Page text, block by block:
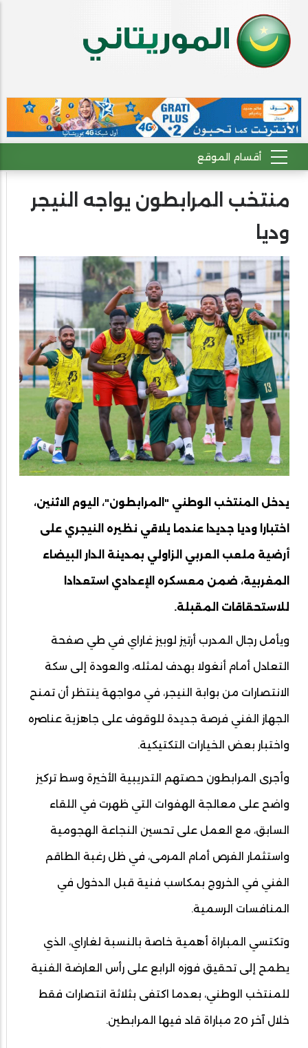
منتخب المرابطون يواجه النيجر
وديا
يدخل المنتخب الوطني "المرابطون"، اليوم الاثنين،
اختبارا وديا جديدا عندما يلاقي نظيره النيجري على
أرضية ملعب العربي الزاولي بمدينة الدار البيضاء
المغربية، ضمن معسكره الإعدادي استعدادا
للاستحقاقات المقبلة.
ويأمل رجال المدرب أرتيز لوبيز غاراي في طي صفحة
التعادل أمام أنغولا بهدف لمثله، والعودة إلى سكة
الانتصارات من بوابة النيجر، في مواجهة ينتظر أن تمنح
الجهاز الفني فرصة جديدة للوقوف على جاهزية عناصره
واختبار بعض الخيارات التكتيكية.
وأجرى المرابطون حصتهم التدريبية الأخيرة وسط تركيز
واضح على معالجة الهفوات التي ظهرت في اللقاء
السابق، مع العمل على تحسين النجاعة الهجومية
واستثمار الفرص أمام المرمى، في ظل رغبة الطاقم
الفني في الخروج بمكاسب فنية قبل الدخول في
المنافسات الرسمية.
وتكتسي المباراة أهمية خاصة بالنسبة لغاراي، الذي
يطمح إلى تحقيق فوزه الرابع على رأس العارضة الفنية
للمنتخب الوطني، بعدما اكتفى بثلاثة انتصارات فقط
خلال آخر 20 مباراة قاد فيها المرابطين.